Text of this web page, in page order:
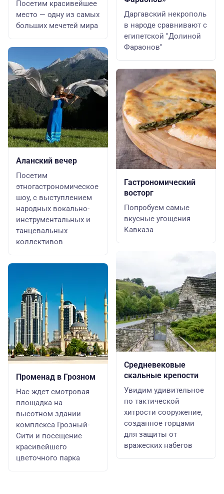
Посетим красивейшее
место — одну из самых
больших мечетей мира
Аланский вечер
Посетим
этногастрономическое
шоу, с выступлением
народных вокально-
инструментальных и
танцевальных
коллективов
Променад в Грозном
Нас ждет смотровая
площадка на
высотном здании
комплекса Грозный-
Сити и посещение
красивейшего
цветочного парка
Даргавский некрополь
в народе сравнивают с
египетской "Долиной
Фараонов"
Гастрономический
восторг
Попробуем самые
вкусные угощения
Кавказа
Средневековые
скальные крепости
Увидим удивительное
по тактической
хитрости сооружение,
созданное горцами
для защиты от
вражеских набегов